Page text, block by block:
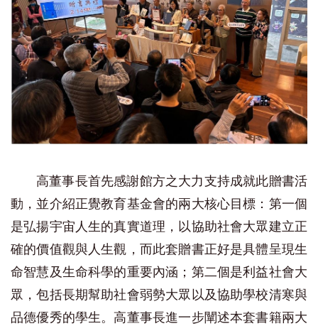
高董事長首先感謝館方之大力支持成就此贈書活
動，並介紹正覺教育基金會的兩大核心目標：第一個
是弘揚宇宙人生的真實道理，以協助社會大眾建立正
確的價值觀與人生觀，而此套贈書正好是具體呈現生
命智慧及生命科學的重要內涵；第二個是利益社會大
眾，包括長期幫助社會弱勢大眾以及協助學校清寒與
品德優秀的學生。高董事長進一步闡述本套書籍兩大